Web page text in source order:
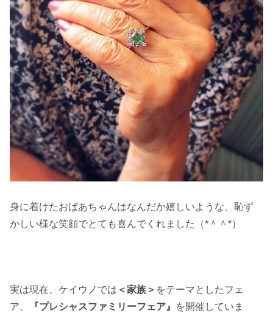
身に着けたおばあちゃんはなんだか嬉しいような、恥ず
かしい様な笑顔でとても喜んでくれました（*＾＾*）
実は現在、ケイウノでは ＜家族＞ をテーマとしたフェ
ア、
『プレシャスファミリーフェア』 を開催していま